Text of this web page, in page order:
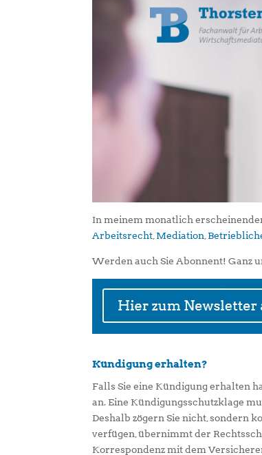
In meinem monatlich
Arbeitsrecht Mediation
Werden auch Sie Abonnent! Ganz
Kündigung erhalten?
Falls Sie eine Kündigung erhalten
an. Eine Kündigungsschutzklage
Deshalb zögern Sie nicht, sondern
verfügen, übernimmt der
Korrespondenz mit dem